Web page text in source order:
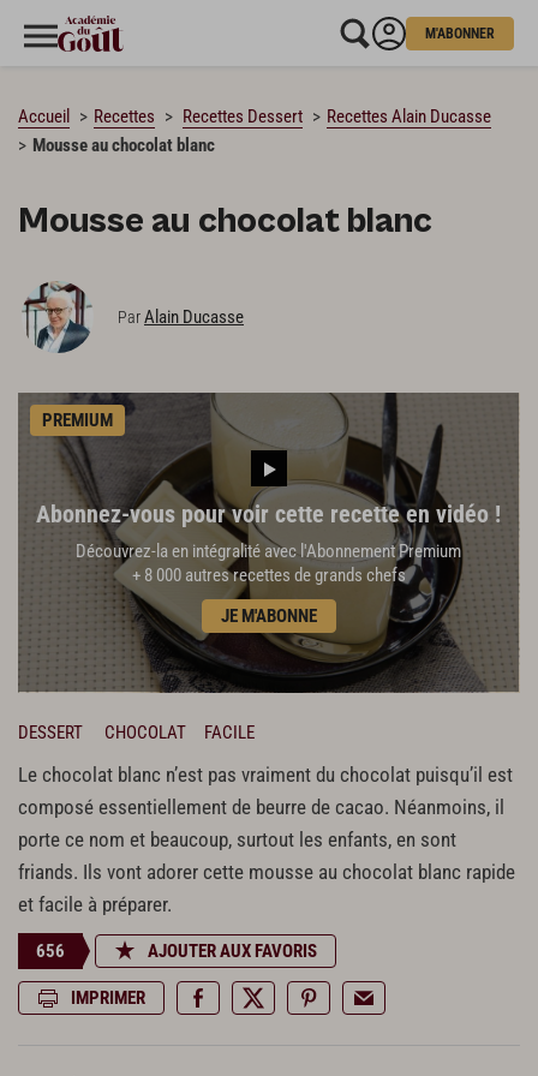
M'ABONNER
Accueil Recettes Recettes Dessert
Recettes Alain Ducasse
Mousse au chocolat blanc
Mousse au chocolat blanc
ParAlain Ducasse
PREMIUM
Abonnez-vous pour voir cette recette en vidéo !
Découvrez-la en intégralité avec l'Abonnement Premium
+ 8 000 autres recettes de grands chefs
JE M'ABONNE
DESSERT CHOCOLAT FACILE
Le chocolat blanc n’est pas vraiment du chocolat puisqu’il est
composé essentiellement de beurre de cacao. Néanmoins, il
porte ce nom et beaucoup, surtout les enfants, en sont
friands. Ils vont adorer cette mousse au chocolat blanc rapide
et facile à préparer.
656 AJOUTER AUX FAVORIS
IMPRIMER
CHARGEMENT…